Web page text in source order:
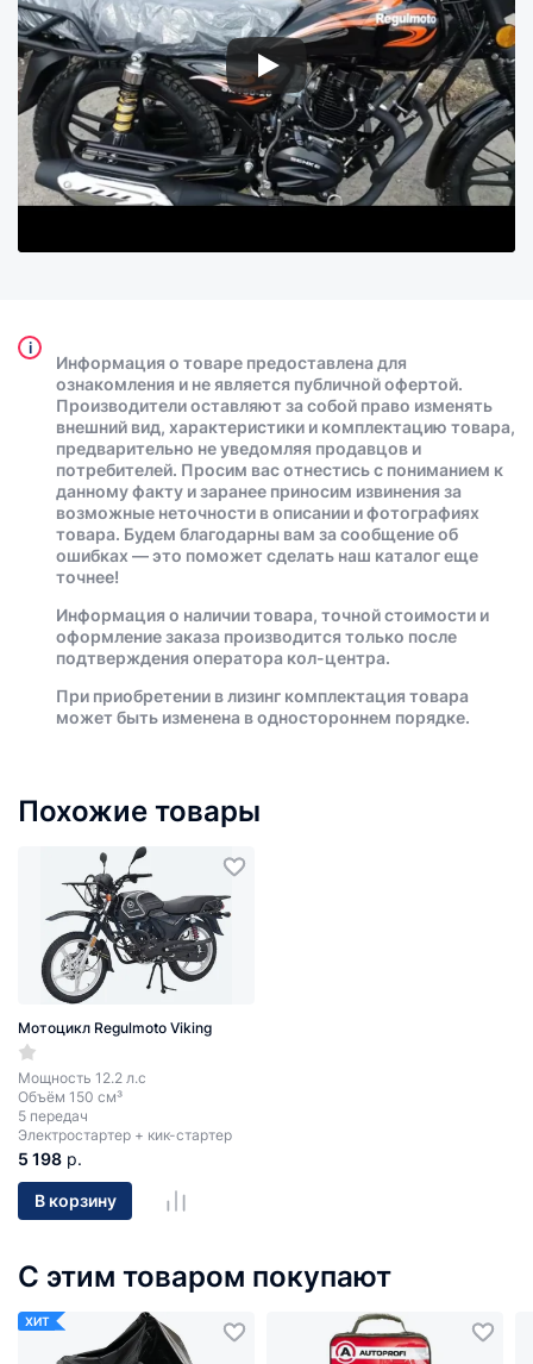
i
Информация о товаре предоставлена для
ознакомления и не является публичной офертой.
Производители оставляют за собой право изменять
внешний вид, характеристики и комплектацию товара,
предварительно не уведомляя продавцов и
потребителей. Просим вас отнестись с пониманием к
данному факту и заранее приносим извинения за
возможные неточности в описании и фотографиях
товара. Будем благодарны вам за сообщение об
ошибках — это поможет сделать наш каталог еще
точнее!
Информация о наличии товара, точной стоимости и
оформление заказа производится только после
подтверждения оператора кол-центра.
При приобретении в лизинг комплектация товара
может быть изменена в одностороннем порядке.
Похожие товары
Мотоцикл Regulmoto Viking
Мощность 12.2 л.с
Объём 150 см³
5 передач
Электростартер + кик-стартер
5 198 р.
В корзину
С этим товаром покупают
ХИТ